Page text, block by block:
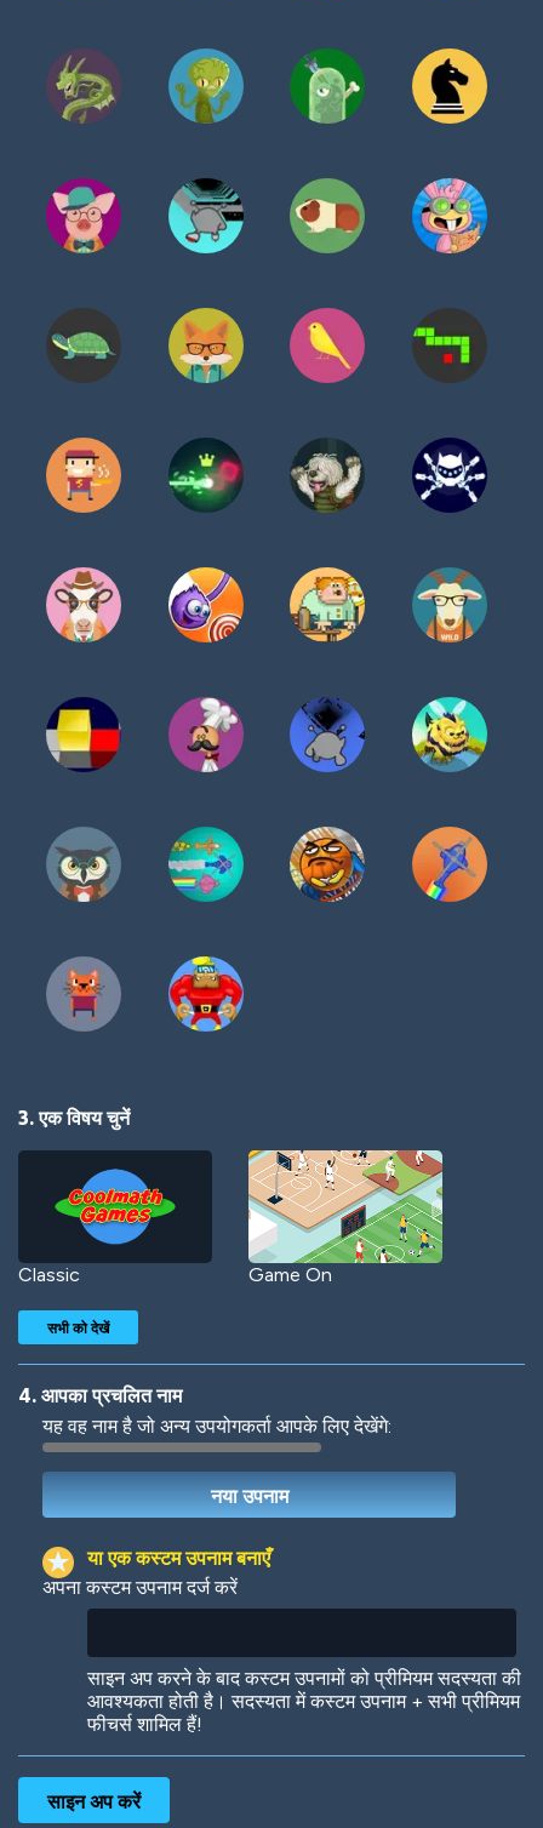
3. एक विषय चुनें
Classic Game On
Woof Jungle Cats
सभी को देखें
4. आपका प्रचलित नाम
यह वह नाम है जो अन्य उपयोगकर्ता आपके लिए देखेंगे:
या एक कस्टम उपनाम बनाएँ
अपना कस्टम उपनाम दर्ज करें
साइन अप करने के बाद कस्टम उपनामों को प्रीमियम सदस्यता की
आवश्यकता होती है। सदस्यता में कस्टम उपनाम + सभी प्रीमियम
फीचर्स शामिल हैं!